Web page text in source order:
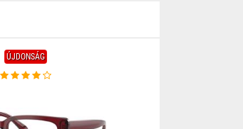
ÚJDONSÁG